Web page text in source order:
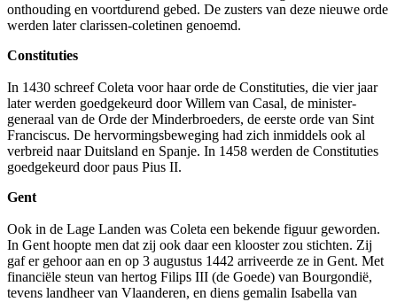
onthouding en voortdurend gebed. De zusters van deze nieuwe orde
werden later clarissen-coletinen genoemd.
Constituties
In 1430 schreef Coleta voor haar orde de Constituties, die vier jaar
later werden goedgekeurd door Willem van Casal, de minister-
generaal van de Orde der Minderbroeders, de eerste orde van Sint
Franciscus. De hervormingsbeweging had zich inmiddels ook al
verbreid naar Duitsland en Spanje. In 1458 werden de Constituties
goedgekeurd door paus Pius II.
Gent
Ook in de Lage Landen was Coleta een bekende figuur geworden.
In Gent hoopte men dat zij ook daar een klooster zou stichten. Zij
gaf er gehoor aan en op 3 augustus 1442 arriveerde ze in Gent. Met
financiële steun van hertog Filips III (de Goede) van Bourgondië,
tevens landheer van Vlaanderen, en diens gemalin Isabella van